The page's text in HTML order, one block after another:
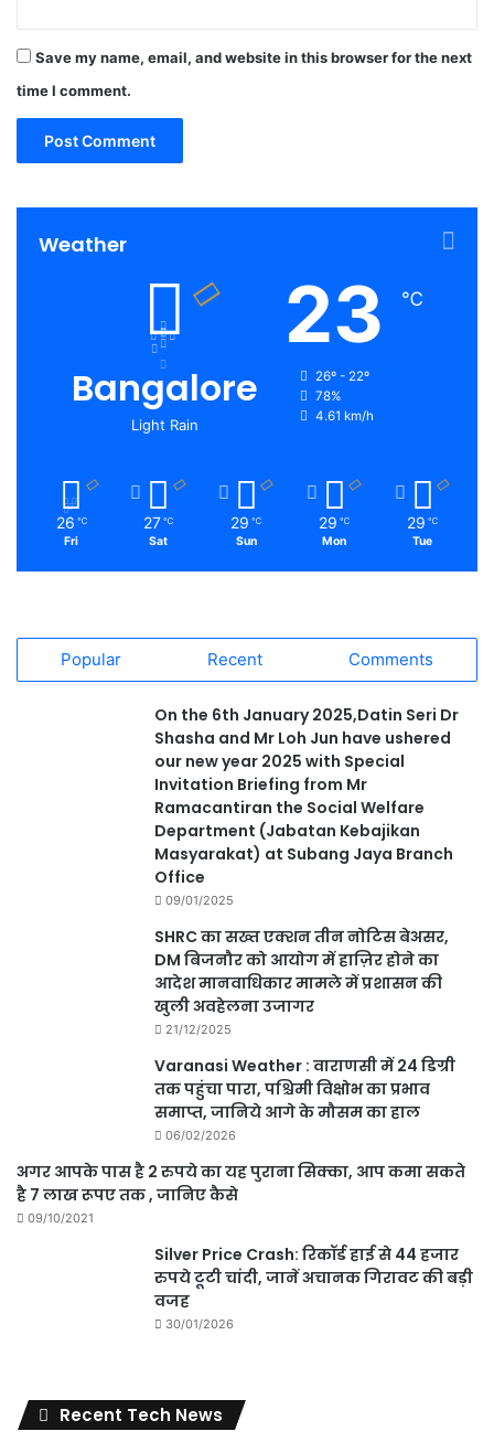
Save my name, email, and website in this browser for the next
time I comment.
Weather
Bangalore
Light Rain
23 ℃
26º - 22º
78%
4.61 km/h
26 ℃
Fri
27 ℃
Sat
29 ℃
Sun
29 ℃
Mon
29 ℃
Tue
Popular Recent Comments
On the 6th January 2025,Datin Seri Dr
Shasha and Mr Loh Jun have ushered
our new year 2025 with Special
Invitation Briefing from Mr
Ramacantiran the Social Welfare
Department (Jabatan Kebajikan
Masyarakat) at Subang Jaya Branch
Office
09/01/2025
SHRC का सख्त एक्शन तीन नोटिस बेअसर,
DM बिजनौर को आयोग में हाज़िर होने का
आदेश मानवाधिकार मामले में प्रशासन की
खुली अवहेलना उजागर
21/12/2025
Varanasi Weather : वाराणसी में 24 डिग्री
तक पहुंचा पारा, पश्चिमी विक्षोभ का प्रभाव
समाप्त, जानिये आगे के मौसम का हाल
06/02/2026
अगर आपके पास है 2 रुपये का यह पुराना सिक्का, आप कमा सकते
है 7 लाख रूपए तक , जानिए कैसे
09/10/2021
Silver Price Crash: रिकॉर्ड हाई से 44 हजार
रुपये टूटी चांदी, जानें अचानक गिरावट की बड़ी
वजह
30/01/2026
Recent Tech News